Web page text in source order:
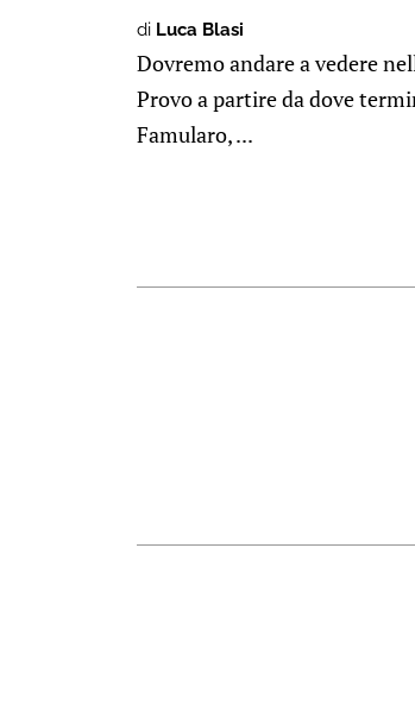
di Luca Blasi
Dovremo andare a vedere
Provo a partire da dove
Famularo, ...